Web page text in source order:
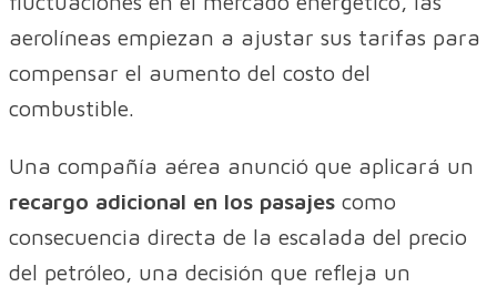
aerolíneas empiezan a ajustar sus tarifas para
compensar el aumento del costo del
combustible.
Una compañía aérea anunció que aplicará un
recargo adicional en los pasajes como
consecuencia directa de la escalada del precio
del petróleo, una decisión que refleja un